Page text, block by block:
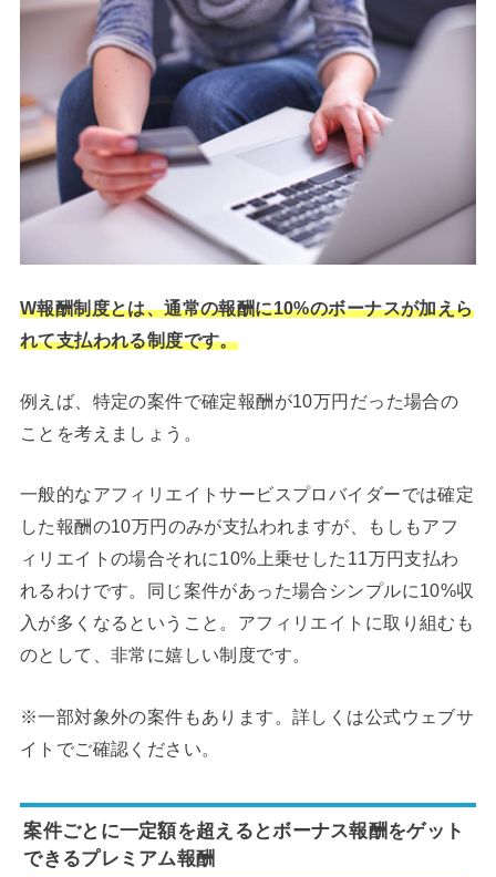
W報酬制度とは、通常の報酬に10%のボーナスが加えら
れて支払われる制度です。
例えば、特定の案件で確定報酬が10万円だった場合の
ことを考えましょう。
一般的なアフィリエイトサービスプロバイダーでは確定
した報酬の10万円のみが支払われますが、もしもアフ
ィリエイトの場合それに10%上乗せした11万円支払わ
れるわけです。同じ案件があった場合シンプルに10%収
入が多くなるということ。アフィリエイトに取り組むも
のとして、非常に嬉しい制度です。
※一部対象外の案件もあります。詳しくは公式ウェブサ
イトでご確認ください。
案件ごとに一定額を超えるとボーナス報酬をゲット
できるプレミアム報酬